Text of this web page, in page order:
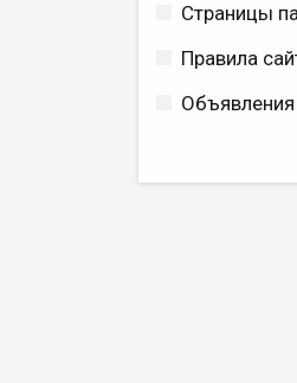
Страницы
Правила
Объявления